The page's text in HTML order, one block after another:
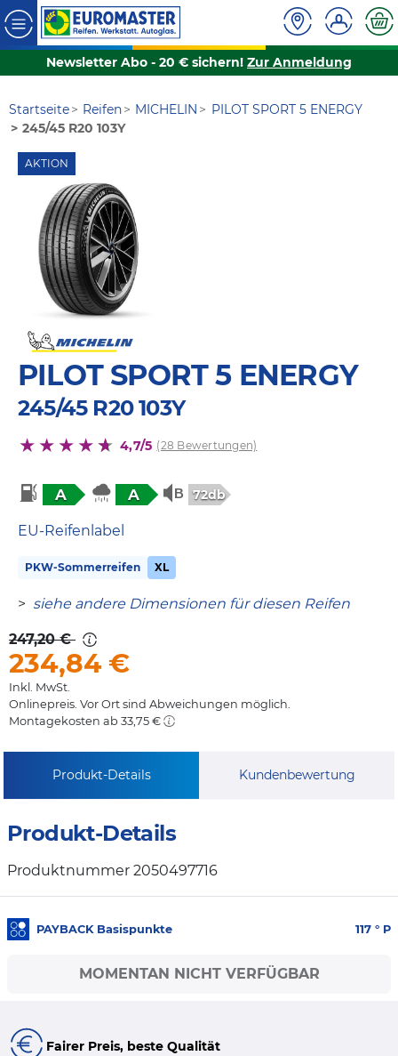
Newsletter Abo - 20 € sichern! Zur Anmeldung
Startseite Reifen MICHELIN
PILOT SPORT 5 ENERGY
245/45 R20 103Y
AKTION
PILOT SPORT 5 ENERGY
245/45 R20 103Y
4,7/5 (28 Bewertungen)
A A 72db
EU-Reifenlabel
PKW-Sommerreifen XL
> siehe andere Dimensionen für diesen Reifen
247,20 €
234,84€
Inkl. MwSt.
Onlinepreis. Vor Ort sind Abweichungen möglich.
Montagekosten ab 33,75 €
Produkt-Details Kundenbewertung
Produkt-Details
Produktnummer 2050497716
PAYBACK Basispunkte 117 ° P
MOMENTAN NICHT VERFÜGBAR
Fairer Preis, beste Qualität